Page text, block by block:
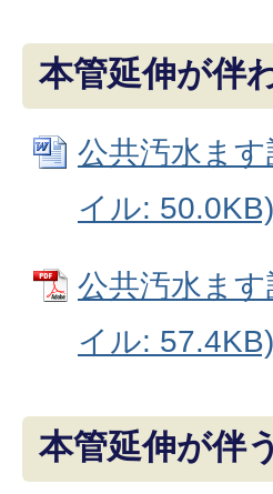
本管延伸が伴
公共汚水ま
イル: 50.0KB)
公共汚水ま
イル: 57.4KB)
本管延伸が伴